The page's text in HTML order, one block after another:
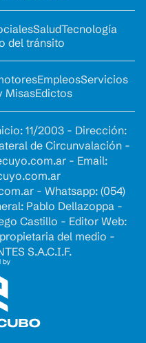
SaludTecnología
del tránsito
EmpleosServicios
MisasEdictos
11/2003 - Dirección:
de Circunvalación -
- Email:
- Whatsapp: (054)
Pablo Dellazoppa -
Castillo - Editor Web:
del medio -
S.A.C.I.F.